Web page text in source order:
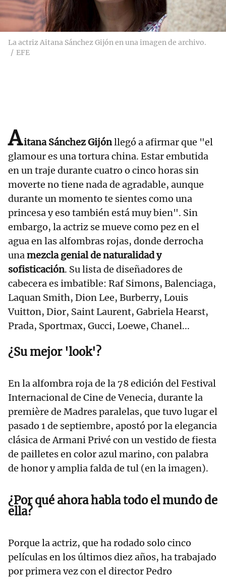
La actriz Aitana Sánchez Gijón en una imagen de archivo.
EFE
Aitana Sánchez Gijónllegó a afirmar que "el
glamour es una tortura china. Estar embutida
en un traje durante cuatro o cinco horas sin
moverte no tiene nada de agradable, aunque
durante un momento te sientes como una
princesa y eso también está muy bien". Sin
embargo, la actriz se mueve como pez en el
agua en las alfombras rojas, donde derrocha
unamezcla genial de naturalidad y
sofisticación. Su lista de diseñadores de
cabecera es imbatible: Raf Simons, Balenciaga,
Laquan Smith, Dion Lee, Burberry, Louis
Vuitton, Dior, Saint Laurent, Gabriela Hearst,
Prada, Sportmax, Gucci, Loewe, Chanel...
¿Su mejor 'look'?
En la alfombra roja de la 78 edición del Festival
Internacional de Cine de Venecia, durante la
première de Madres paralelas, que tuvo lugar el
pasado 1 de septiembre, apostó por la elegancia
clásica de Armani Privé con un vestido de fiesta
de pailletes en color azul marino, con palabra
de honor y amplia falda de tul (en la imagen).
¿Por qué ahora habla todo el mundo de
ella?
Porque la actriz, que ha rodado solo cinco
películas en los últimos diez años, ha trabajado
por primera vez con el director Pedro